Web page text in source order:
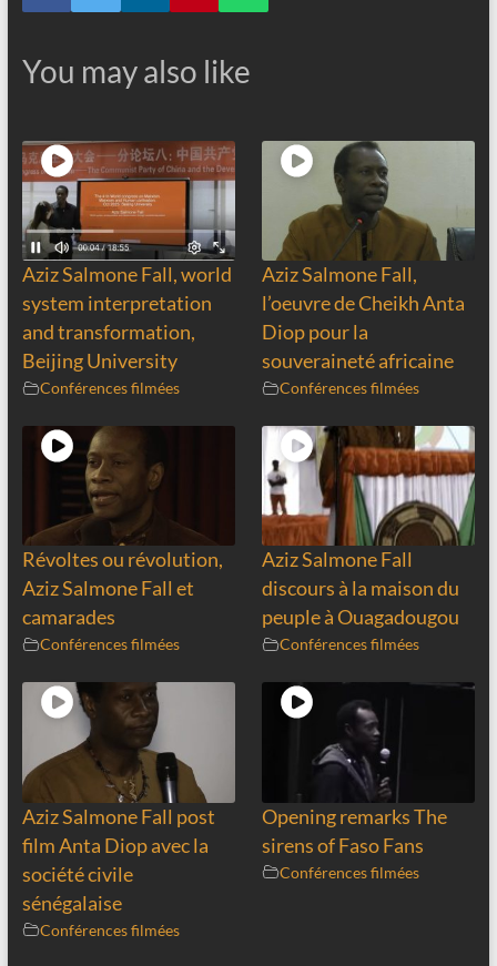
You may also like
Aziz Salmone Fall, world
system interpretation
and transformation,
Beijing University
Conférences filmées
Aziz Salmone Fall,
l’oeuvre de Cheikh Anta
Diop pour la
souveraineté africaine
Conférences filmées
Révoltes ou révolution,
Aziz Salmone Fall et
camarades
Conférences filmées
Aziz Salmone Fall
discours à la maison du
peuple à Ouagadougou
Conférences filmées
Aziz Salmone Fall post
film Anta Diop avec la
société civile
sénégalaise
Conférences filmées
Opening remarks The
sirens of Faso Fans
Conférences filmées